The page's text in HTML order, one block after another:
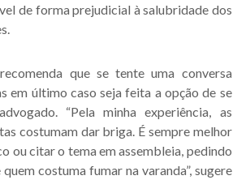
de forma prejudicial à salubridade dos
que se tente uma conversa
em último caso seja feita a opção de se
“Pela minha experiência, as
costumam dar briga. É sempre melhor
ou citar o tema em assembleia, pedindo
costuma fumar na varanda”, sugere